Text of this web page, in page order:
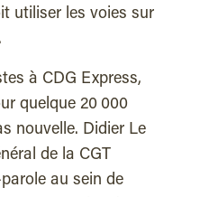
utiliser les voies sur
à CDG Express,
quelque 20 000
nouvelle. Didier Le
de la CGT
au sein de